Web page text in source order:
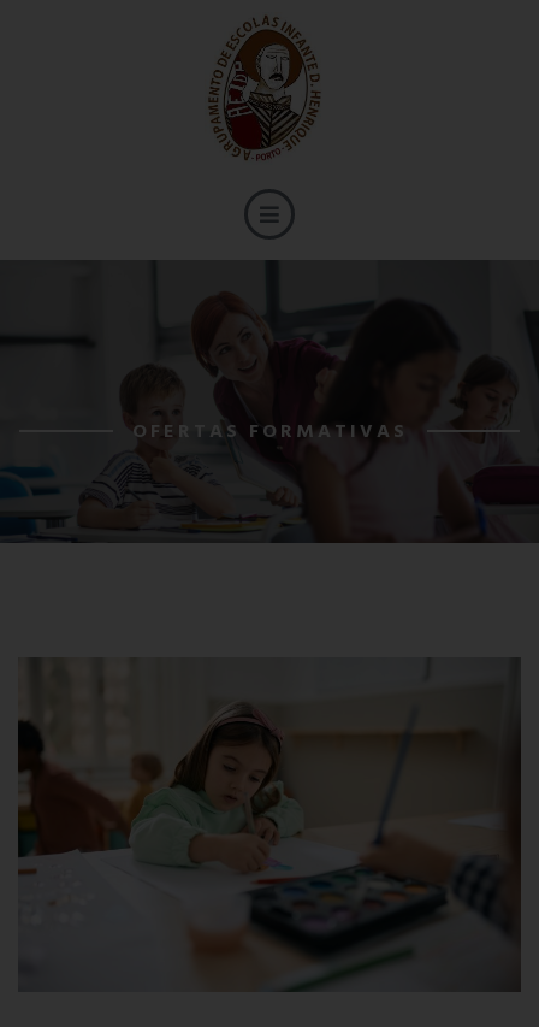
OFERTAS FORMATIVAS